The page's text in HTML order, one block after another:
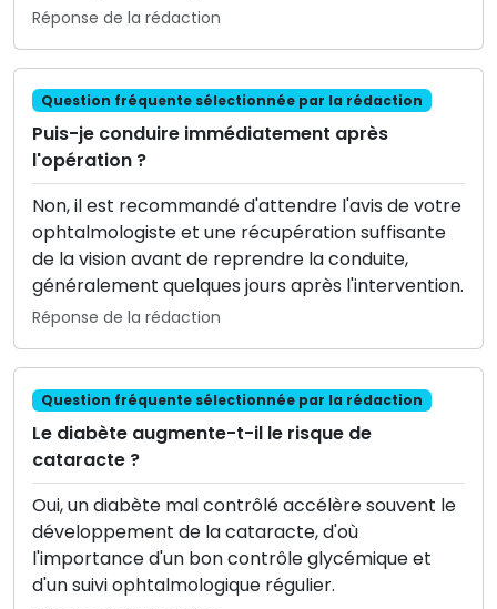
Réponse de la rédaction
Question fréquente sélectionnée par la rédaction
Puis-je conduire immédiatement après
l'opération ?
Non, il est recommandé d'attendre l'avis de votre
ophtalmologiste et une récupération suffisante
de la vision avant de reprendre la conduite,
généralement quelques jours après l'intervention.
Réponse de la rédaction
Question fréquente sélectionnée par la rédaction
Le diabète augmente-t-il le risque de
cataracte ?
Oui, un diabète mal contrôlé accélère souvent le
développement de la cataracte, d'où
l'importance d'un bon contrôle glycémique et
d'un suivi ophtalmologique régulier.